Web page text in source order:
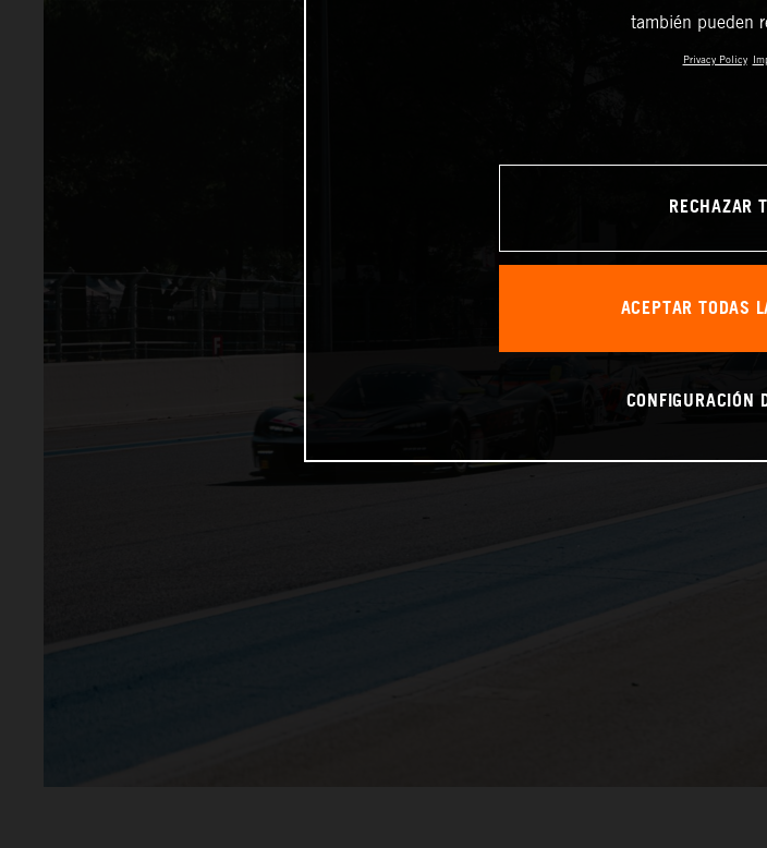
también pueden
Privacy Policy
RECHAZAR
ACEPTAR TODAS
CONFIGURACIÓN